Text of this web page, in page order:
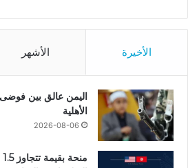
الأخيرة الأشهر
اليمن عالق بين
الأهلية
2026-08-06